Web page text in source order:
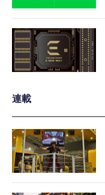
連載